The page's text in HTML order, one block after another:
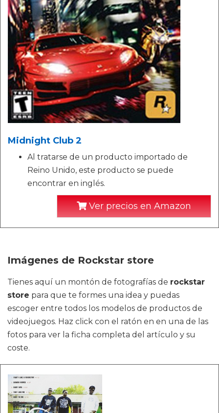
Midnight Club 2
Al tratarse de un producto importado de
Reino Unido, este producto se puede
encontrar en inglés.
Ver precios en Amazon
Imágenes de Rockstar store
Tienes aquí un montón de fotografías de rockstar
store para que te formes una idea y puedas
escoger entre todos los modelos de productos de
videojuegos. Haz click con el ratón en en una de las
fotos para ver la ficha completa del artículo y su
coste.